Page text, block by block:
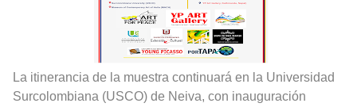
La itinerancia de la muestra continuará en la Universidad
Surcolombiana (USCO) de Neiva, con inauguración